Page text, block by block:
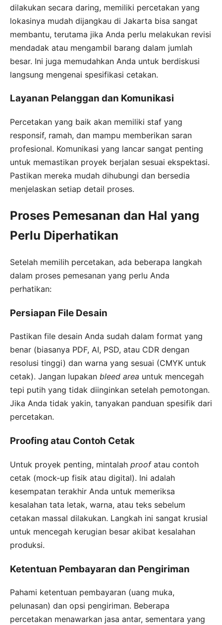
dilakukan secara daring, memiliki percetakan yang
lokasinya mudah dijangkau di Jakarta bisa sangat
membantu, terutama jika Anda perlu melakukan revisi
mendadak atau mengambil barang dalam jumlah
besar. Ini juga memudahkan Anda untuk berdiskusi
langsung mengenai spesifikasi cetakan.
Layanan Pelanggan dan Komunikasi
Percetakan yang baik akan memiliki staf yang
responsif, ramah, dan mampu memberikan saran
profesional. Komunikasi yang lancar sangat penting
untuk memastikan proyek berjalan sesuai ekspektasi.
Pastikan mereka mudah dihubungi dan bersedia
menjelaskan setiap detail proses.
Proses Pemesanan dan Hal yang
Perlu Diperhatikan
Setelah memilih percetakan, ada beberapa langkah
dalam proses pemesanan yang perlu Anda
perhatikan:
Persiapan File Desain
Pastikan file desain Anda sudah dalam format yang
benar (biasanya PDF, AI, PSD, atau CDR dengan
resolusi tinggi) dan warna yang sesuai (CMYK untuk
cetak). Jangan lupakan bleed area untuk mencegah
tepi putih yang tidak diinginkan setelah pemotongan.
Jika Anda tidak yakin, tanyakan panduan spesifik dari
percetakan.
Proofing atau Contoh Cetak
Untuk proyek penting, mintalah proofatau contoh
cetak (mock-up fisik atau digital). Ini adalah
kesempatan terakhir Anda untuk memeriksa
kesalahan tata letak, warna, atau teks sebelum
cetakan massal dilakukan. Langkah ini sangat krusial
untuk mencegah kerugian besar akibat kesalahan
produksi.
Ketentuan Pembayaran dan Pengiriman
Pahami ketentuan pembayaran (uang muka,
pelunasan) dan opsi pengiriman. Beberapa
percetakan menawarkan jasa antar, sementara yang